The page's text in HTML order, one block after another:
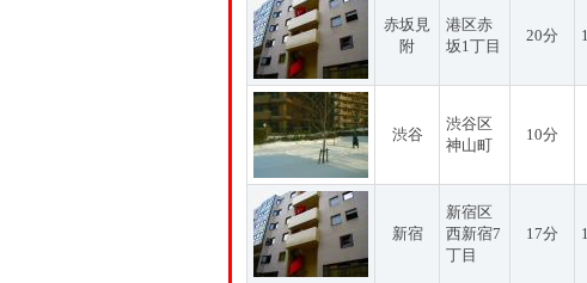
赤坂見
附
港区赤
坂1丁目
20分
渋谷
渋谷区
神山町
10分
新宿
新宿区
西新宿7
丁目
17分